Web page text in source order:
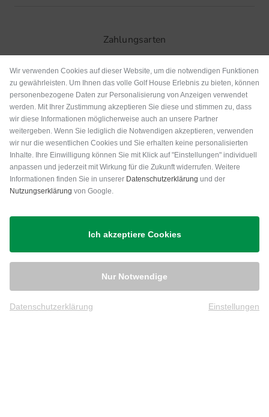
Zahlungsarten
Versand
Wir verwenden Cookies auf dieser Website, um die notwendigen Funktionen
zu gewährleisten. Um Ihnen das volle Golf House Erlebnis zu bieten, können
personenbezogene Daten zur Personalisierung von Anzeigen verwendet
werden. Mit Ihrer Zustimmung akzeptieren Sie diese und stimmen zu, dass
wir diese Informationen möglicherweise auch an unsere Partner
weitergeben. Wenn Sie lediglich die Notwendigen akzeptieren, verwenden
wir nur die wesentlichen Cookies und Sie erhalten keine personalisierten
Inhalte. Ihre Einwilligung können Sie mit Klick auf "Einstellungen" individuell
anpassen und jederzeit mit Wirkung für die Zukunft widerrufen. Weitere
Informationen finden Sie in unserer Datenschutzerklärung und der
Nutzungserklärung von Google.
Ich akzeptiere Cookies
Nur Notwendige
Datenschutzerklärung Einstellungen